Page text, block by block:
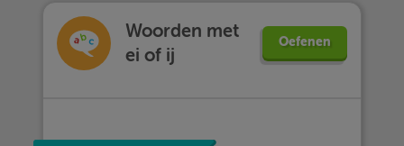
Woorden met
ei of ij
Oefenen